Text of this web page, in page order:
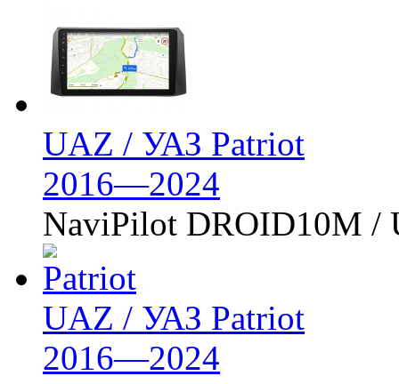
UAZ / УАЗ Patriot
2016—2024
NaviPilot DROID10M /
UAZ / УАЗ Patriot
2016—2024